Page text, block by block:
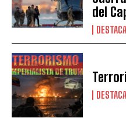
del